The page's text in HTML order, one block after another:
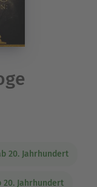
20. Jahrhundert
20. Jahrhundert